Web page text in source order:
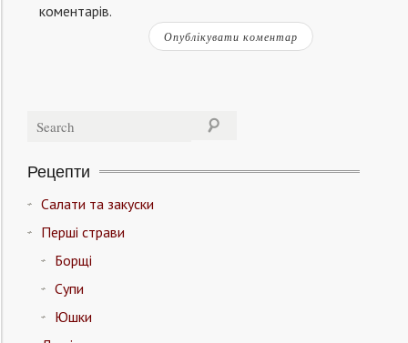
коментарів.
Рецепти
Салати та закуски
Перші страви
Борщі
Супи
Юшки